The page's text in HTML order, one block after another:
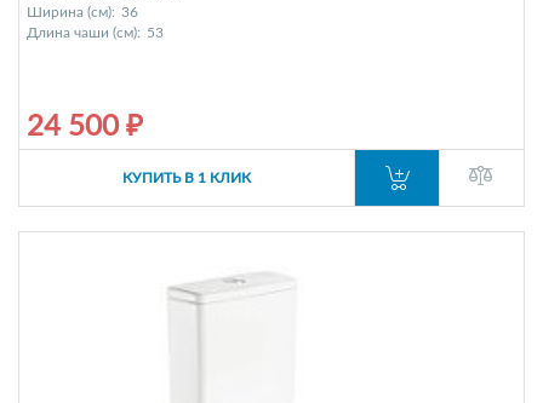
Ширина (см): 36
Длина чаши (см): 53
24 500 ₽
КУПИТЬ В 1 КЛИК